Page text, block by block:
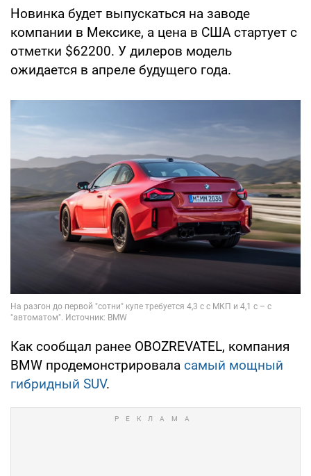
Новинка будет выпускаться на заводе
компании в Мексике, а цена в США стартует с
отметки $62200. У дилеров модель
ожидается в апреле будущего года.
Как сообщал ранее OBOZREVATEL, компания
BMW продемонстрировала самый мощный
гибридный SUV.